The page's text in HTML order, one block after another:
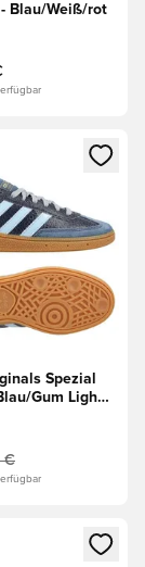
Blau/Weiß/rot
Registrieren
Fenster
Spezial
Gum Light
€
Registrieren
Fenster